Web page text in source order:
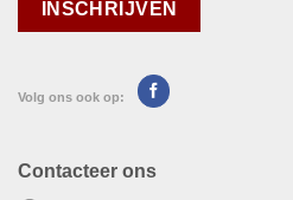
Volg ons ook op:
Contacteer ons